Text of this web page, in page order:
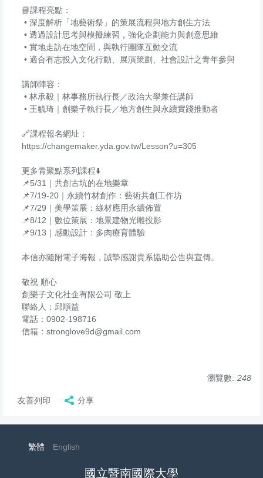
📘課程亮點：
• 深度解析「地藝術祭」的策展流程與地方創生方法
• 透過設計思考與模擬練習，強化企劃能力與創意思維
• 實地走訪在地空間，與執行團隊互動交流
• 適合有志投入文化行動、展演策劃、社會設計之青年參與
講師陣容：
• 林承毅｜林事務所執行長／政治大學兼任講師
• 王毓琦｜創樂子執行長／地方創生與永續實踐推動者
🔗課程報名網址：
https://changemaker.yda.gov.tw/Lesson?u=305
更多青聚點系列課程⬇️
📌5/31｜共創古坑的在地樂章
📌7/19-20｜永續竹材創作：藝術共創工作坊
📌7/29｜美學策展：綠材應用永續佈置
📌8/12｜數位策展：地景建物光雕投影
📌9/13｜感動設計：多肉療育體驗
本信亦隨附電子海報，誠摯感謝貴系協助公告與宣傳。
敬祝 順心
創樂子文化社企有限公司 敬上
聯絡人：邱順益
電話：0902-198716
信箱： stronglove9d@gmail.com
瀏覽數: 248
友善列印 分享
繁體 English
國立暨南國際大學